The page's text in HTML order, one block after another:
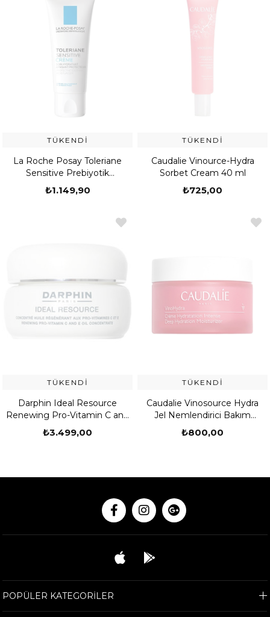
TÜKENDI
La Roche Posay Toleriane
Sensitive Prebiyotik
Nemlendirici Krem 40 ml
₺1.149,90
TÜKENDI
Caudalie Vinource-Hydra
Sorbet Cream 40 ml
₺725,00
TÜKENDI
Darphin Ideal Resource
Renewing Pro-Vitamin C and
E Oil Concentrate 60 Adet
₺3.499,00
TÜKENDI
Caudalie Vinosource Hydra
Jel Nemlendirici Bakım
Kremi 50 ML
₺800,00
POPÜLER KATEGORİLER